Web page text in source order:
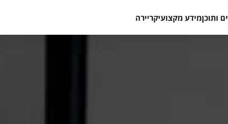
ותוכןמידע מקצועיקריירה